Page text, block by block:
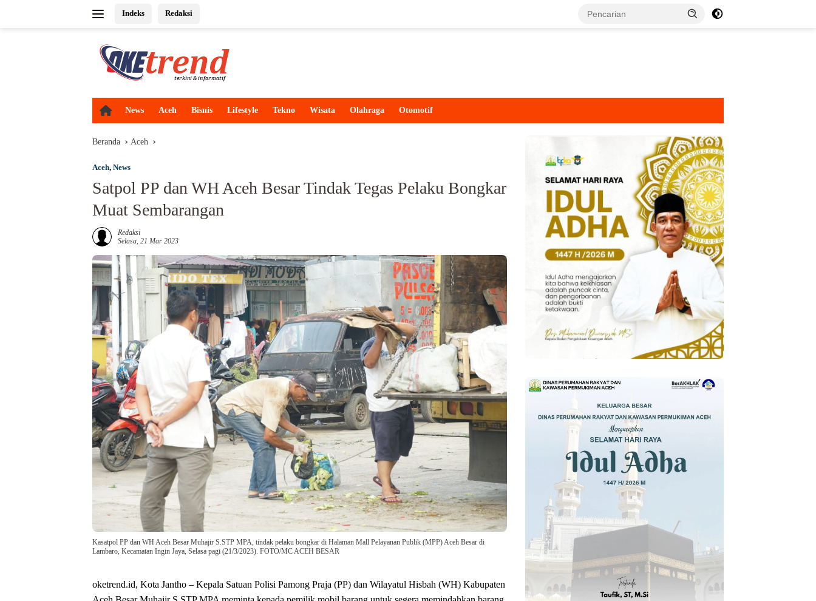
Indeks Redaksi
H
e
News Aceh Bisnis Lifestyle Tekno Wisata Olahraga Otomotif
Beranda Aceh
Aceh, News
Satpol PP dan WH Aceh Besar Tindak Tegas Pelaku Bongkar
Muat Sembarangan
Redaksi
Selasa, 21 Mar 2023
Kasatpol PP dan WH Aceh Besar Muhajir S.STP MPA, tindak pelaku bongkar di Halaman Mall Pelayanan Publik (MPP) Aceh Besar di
Lambaro, Kecamatan Ingin Jaya, Selasa pagi (21/3/2023). FOTO/MC ACEH BESAR
oketrend.id, Kota Jantho – Kepala Satuan Polisi Pamong Praja (PP) dan Wilayatul Hisbah (WH) Kabupaten